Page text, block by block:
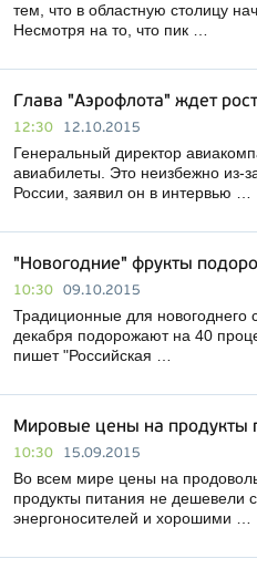
тем, что в областную столицу
Несмотря на то, что пик …
Глава "Аэрофлота" ждет
12:30 12.10.2015
Генеральный директор
авиабилеты. Это неизбежно из-
России, заявил он в интервью …
"Новогодние" фрукты
10:30 09.10.2015
Традиционные для
декабря подорожают на 40
пишет "Российская …
Мировые цены на продукты
10:30 15.09.2015
Во всем мире цены на
продукты питания не дешевели
энергоносителей и хорошими …